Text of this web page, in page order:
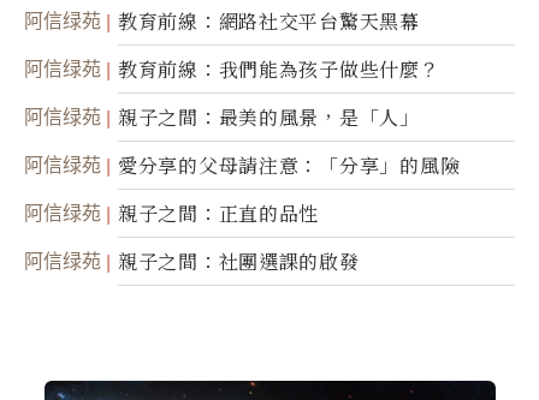
阿信绿苑 教育前線：網路社交平台驚天黑幕
阿信绿苑 教育前線：我們能為孩子做些什麼？
阿信绿苑 親子之間：最美的風景，是「人」
阿信绿苑 愛分享的父母請注意：「分享」的風險
阿信绿苑 親子之間：正直的品性
阿信绿苑 親子之間：社團選課的啟發